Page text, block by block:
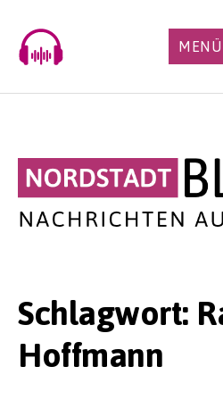
content
MENÜ
Schlagwort:
Hoffmann